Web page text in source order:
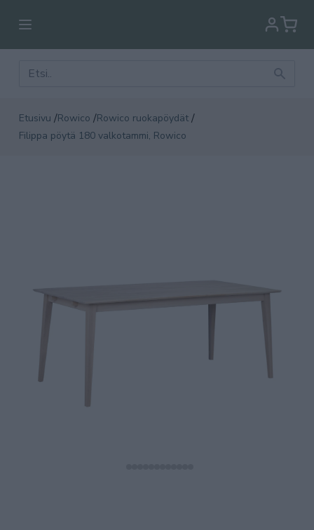
Etusivu /Rowico /Rowico ruokapöydät /
Filippa pöytä 180 valkotammi, Rowico